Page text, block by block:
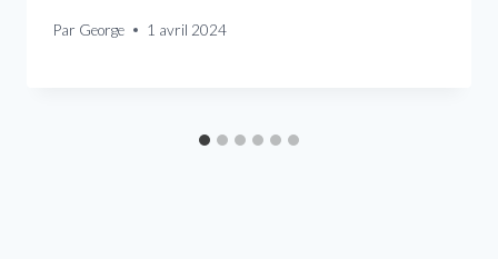
Par George 1 avril 2024